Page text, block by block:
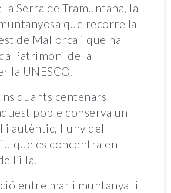
Serra de Tramuntana, la
que recorre la
de Mallorca i que ha
Patrimoni de la
la UNESCO.
quants centenars
poble conserva un
i autèntic, lluny del
que es concentra en
l’illa.
entre mar i muntanya li